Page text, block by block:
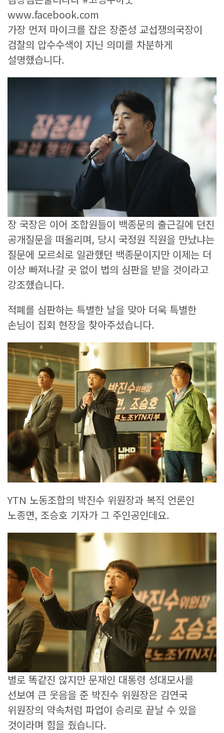
www.facebook.com
가장 먼저 마이크를 잡은 장준성 교섭쟁의국장이
검찰의 압수수색이 지닌 의미를 차분하게
설명했습니다.
장 국장은 이어 조합원들이 백종문의 출근길에 던진
공개질문을 떠올리며, 당시 국정원 직원을 만났냐는
질문에 모르쇠로 일관했던 백종문이지만 이제는 더
이상 빠져나갈 곳 없이 법의 심판을 받을 것이라고
강조했습니다.
적폐를 심판하는 특별한 날을 맞아 더욱 특별한
손님이 집회 현장을 찾아주셨습니다.
YTN 노동조합의 박진수 위원장과 복직 언론인
노종면, 조승호 기자가 그 주인공인데요.
별로 똑같진 않지만 문재인 대통령 성대모사를
선보여 큰 웃음을 준 박진수 위원장은 김연국
위원장의 약속처럼 파업이 승리로 끝날 수 있을
것이라며 힘을 줬습니다.